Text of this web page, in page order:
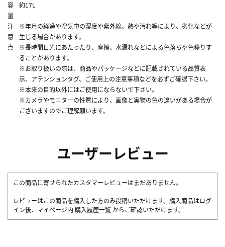
容
量
約17L
注
意
点
※年月の経過や空気中の湿度や紫外線、熱や汚れ等により、劣化などが
生じる場合があります。
※長時間日光にあたったり、摩擦、水漏れなどによる色落ちや色移りす
ることがあります。
※お取り扱いの際は、商品やパッケージなどに記載されている品質表
示、アテンションタグ、ご使用上の注意事項などを必ずご確認下さい。
※本来の目的以外にはご使用にならないで下さい。
※カメラやモニターの性質により、画像と実物の色の違いがある場合が
ございますのでご理解願います。
ユーザーレビュー
この商品に寄せられたカスタマーレビューはまだありません。
レビューはこの商品を購入した方のみ投稿いただけます。購入商品はログ
イン後、マイページ内 購入履歴一覧 からご確認いただけます。